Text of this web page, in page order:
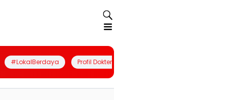
#LokalBerdaya Profil Dokter